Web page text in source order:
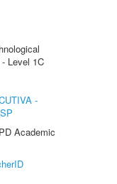
Level 1C
-
Academic